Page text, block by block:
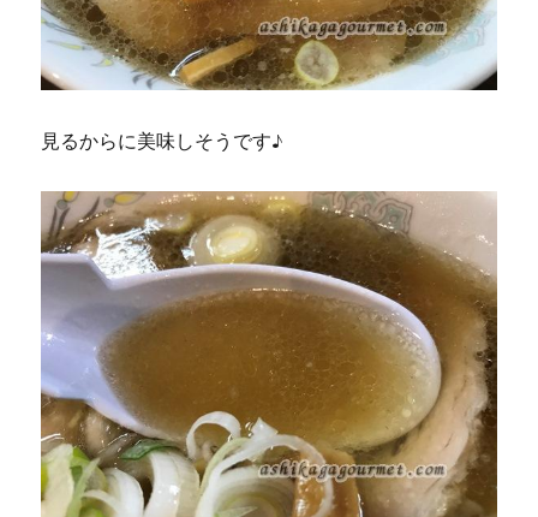
見るからに美味しそうです♪